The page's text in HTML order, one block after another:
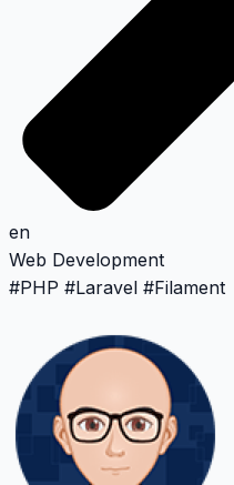
en
Web Development
#PHP #Laravel #Filament